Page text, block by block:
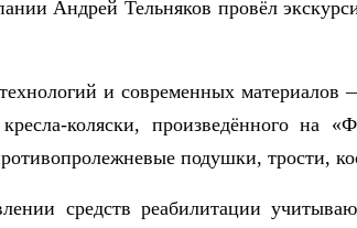
Андрей Тельняков провёл
и современных материалов
коляски, произведённого на
подушки, трости,
средств реабилитации